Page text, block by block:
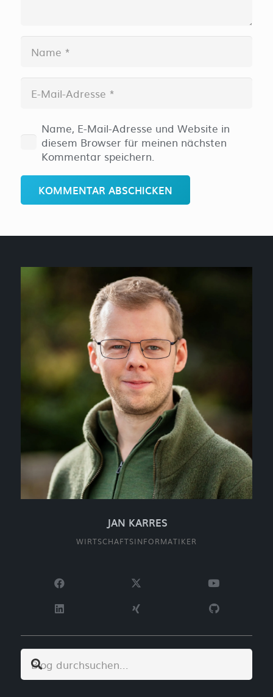
Name, E-Mail-Adresse und Website in
diesem Browser für meinen nächsten
Kommentar speichern.
KOMMENTAR ABSCHICKEN
JAN KARRES
WIRTSCHAFTSINFORMATIKER